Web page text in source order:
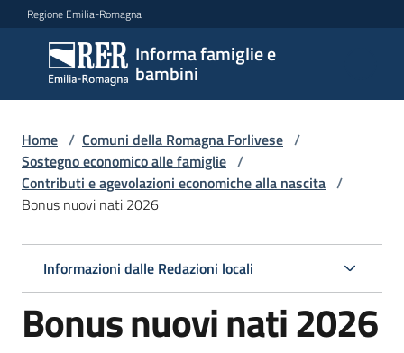
Vai al contenuto
Vai alla navigazione
Vai al footer
Regione Emilia-Romagna
Informa famiglie e
bambini
Informa
famiglie
e
bambini
Argomenti
Servizi
Centri
Home / Comuni della Romagna Forlivese /
Sostegno economico alle famiglie /
Contributi e agevolazioni economiche alla nascita /
Bonus nuovi nati 2026
Informazioni dalle Redazioni locali
Bonus nuovi nati 2026